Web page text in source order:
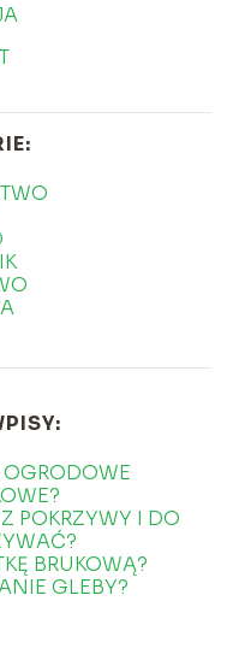
POKRZYWY I DO
BRUKOWĄ?
GLEBY?